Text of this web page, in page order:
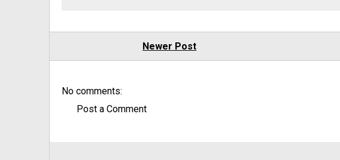
Newer Post
No comments:
Post a Comment